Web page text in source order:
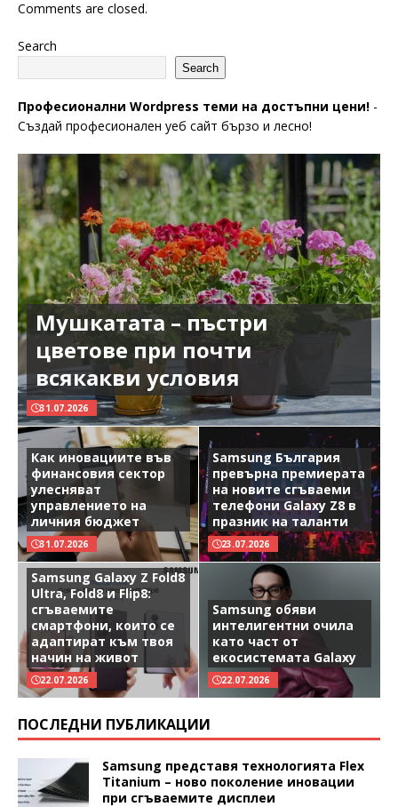
Comments are closed.
Search
Search
Професионални Wordpress теми на достъпни цени! -
Създай професионален уеб сайт бързо и лесно!
Мушкатата – пъстри
цветове при почти
всякакви условия
31.07.2026
Как иновациите във
финансовия сектор
улесняват
управлението на
личния бюджет
31.07.2026
Samsung България
превърна премиерата
на новите сгъваеми
телефони Galaxy Z8 в
празник на таланти
23.07.2026
Samsung Galaxy Z Fold8
Ultra, Fold8 и Flip8:
сгъваемите
смартфони, които се
адаптират към твоя
начин на живот
22.07.2026
Samsung обяви
интелигентни очила
като част от
екосистемата Galaxy
22.07.2026
ПОСЛЕДНИ ПУБЛИКАЦИИ
Samsung представя технологията Flex
Titanium – ново поколение иновации
при сгъваемите дисплеи